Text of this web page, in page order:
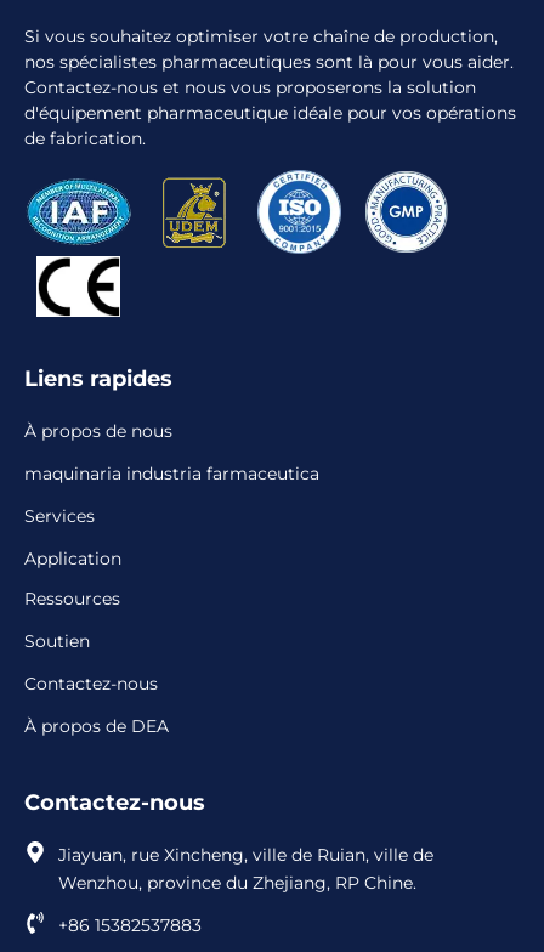
Si vous souhaitez optimiser votre chaîne de production,
nos spécialistes pharmaceutiques sont là pour vous aider.
Contactez-nous et nous vous proposerons la solution
d'équipement pharmaceutique idéale pour vos opérations
de fabrication.
Liens rapides
À propos de nous
maquinaria industria farmaceutica
Services
Application
Ressources
Soutien
Contactez-nous
À propos de DEA
Contactez-nous
Jiayuan, rue Xincheng, ville de Ruian, ville de
Wenzhou, province du Zhejiang, RP Chine.
+86 15382537883